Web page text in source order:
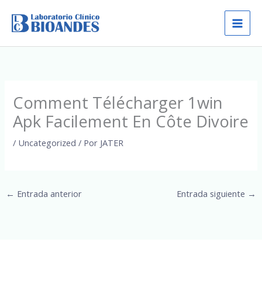
Comment Télécharger 1win
Apk Facilement En Côte Divoire
/ Uncategorized / Por JATER
← Entrada anterior Entrada siguiente →